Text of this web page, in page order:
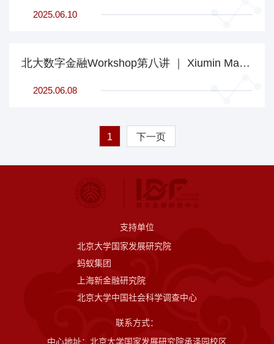
2025.06.10
北大数字金融Workshop第八讲 ｜ Xiumin Martin∶ AI民主化与交易不平等
2025.06.08
1 下一页
支持单位
北京大学国家发展研究院
蚂蚁集团
上海新金融研究院
北京大学中国社会科学调查中心
联系方式：
中心地址：北京大学国家发展研究院承泽园校区